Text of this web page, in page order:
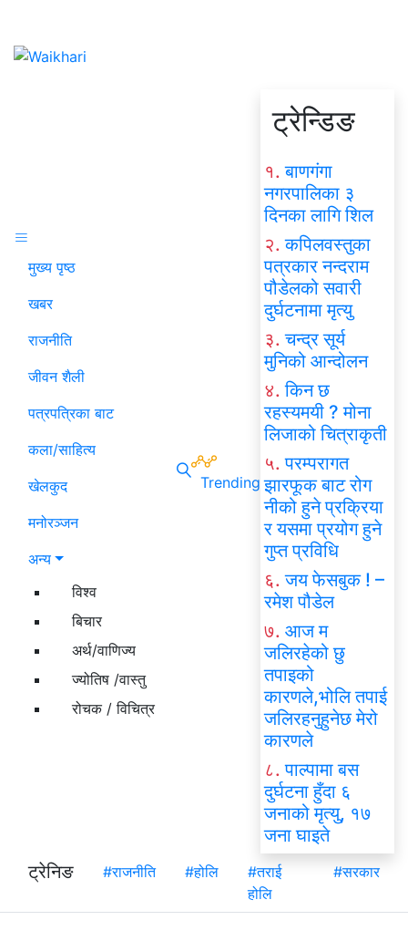
मुख्य पृष्ठ
खबर
राजनीति
जीवन शैली
पत्रपत्रिका बाट
कला/साहित्य
खेलकुद
मनोरञ्जन
अन्य
विश्व
बिचार
अर्थ/वाणिज्य
ज्योतिष /वास्तु
रोचक / विचित्र
Trending
ट्रेन्डिङ
१. बाणगंगा
नगरपालिका ३
दिनका लागि शिल
२. कपिलवस्तुका
पत्रकार नन्दराम
पौडेलको सवारी
दुर्घटनामा मृत्यु
३. चन्द्र सूर्य
मुनिको आन्दोलन
४. किन छ
रहस्यमयी ? मोना
लिजाको चित्राकृती
५. परम्परागत
झारफूक बाट रोग
नीको हुने प्रक्रिया
र यसमा प्रयोग हुने
गुप्त प्रविधि
६. जय फेसबुक ! –
रमेश पौडेल
७. आज म
जलिरहेको छु
तपाइको
कारणले,भोलि तपाई
जलिरहनुहुनेछ मेरो
कारणले
८. पाल्पामा बस
दुर्घटना हुँदा ६
जनाको मृत्यु, १७
जना घाइते
ट्रेनिङ
#राजनीति #होलि
#तराई
होलि
#सरकार